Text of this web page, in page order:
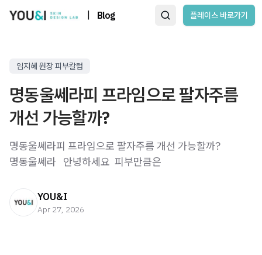
Blog 플레이스 바로가기
임지혜 원장 피부칼럼
명동울쎄라피 프라임으로 팔자주름
개선 가능할까?
명동울쎄라피 프라임으로 팔자주름 개선 가능할까?
명동울쎄라 ​ ​ 안녕하세요 ​ 피부만큼은
YOU&I
Apr 27, 2026